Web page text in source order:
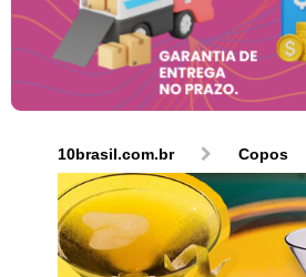
10brasil.com.br Copos